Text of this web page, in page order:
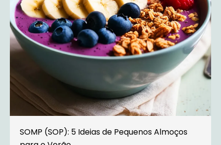
SOMP (SOP): 5 Ideias de Pequenos Almoços